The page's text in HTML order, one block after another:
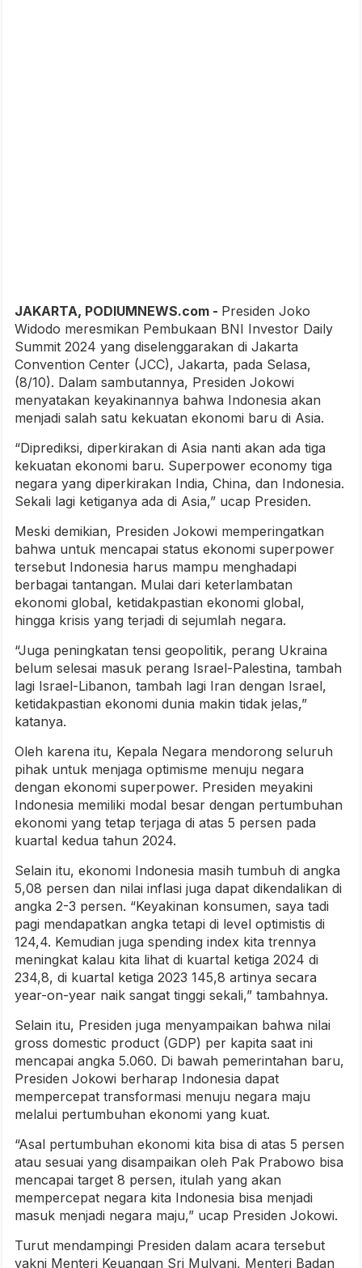
JAKARTA, PODIUMNEWS.com - Presiden Joko
Widodo meresmikan Pembukaan BNI Investor Daily
Summit 2024 yang diselenggarakan di Jakarta
Convention Center (JCC), Jakarta, pada Selasa,
(8/10). Dalam sambutannya, Presiden Jokowi
menyatakan keyakinannya bahwa Indonesia akan
menjadi salah satu kekuatan ekonomi baru di Asia.
“Diprediksi, diperkirakan di Asia nanti akan ada tiga
kekuatan ekonomi baru. Superpower economy tiga
negara yang diperkirakan India, China, dan Indonesia.
Sekali lagi ketiganya ada di Asia,” ucap Presiden.
Meski demikian, Presiden Jokowi memperingatkan
bahwa untuk mencapai status ekonomi superpower
tersebut Indonesia harus mampu menghadapi
berbagai tantangan. Mulai dari keterlambatan
ekonomi global, ketidakpastian ekonomi global,
hingga krisis yang terjadi di sejumlah negara.
“Juga peningkatan tensi geopolitik, perang Ukraina
belum selesai masuk perang Israel-Palestina, tambah
lagi Israel-Libanon, tambah lagi Iran dengan Israel,
ketidakpastian ekonomi dunia makin tidak jelas,”
katanya.
Oleh karena itu, Kepala Negara mendorong seluruh
pihak untuk menjaga optimisme menuju negara
dengan ekonomi superpower. Presiden meyakini
Indonesia memiliki modal besar dengan pertumbuhan
ekonomi yang tetap terjaga di atas 5 persen pada
kuartal kedua tahun 2024.
Selain itu, ekonomi Indonesia masih tumbuh di angka
5,08 persen dan nilai inflasi juga dapat dikendalikan di
angka 2-3 persen. “Keyakinan konsumen, saya tadi
pagi mendapatkan angka tetapi di level optimistis di
124,4. Kemudian juga spending index kita trennya
meningkat kalau kita lihat di kuartal ketiga 2024 di
234,8, di kuartal ketiga 2023 145,8 artinya secara
year-on-year naik sangat tinggi sekali,” tambahnya.
Selain itu, Presiden juga menyampaikan bahwa nilai
gross domestic product (GDP) per kapita saat ini
mencapai angka 5.060. Di bawah pemerintahan baru,
Presiden Jokowi berharap Indonesia dapat
mempercepat transformasi menuju negara maju
melalui pertumbuhan ekonomi yang kuat.
“Asal pertumbuhan ekonomi kita bisa di atas 5 persen
atau sesuai yang disampaikan oleh Pak Prabowo bisa
mencapai target 8 persen, itulah yang akan
mempercepat negara kita Indonesia bisa menjadi
masuk menjadi negara maju,” ucap Presiden Jokowi.
Turut mendampingi Presiden dalam acara tersebut
yakni Menteri Keuangan Sri Mulyani, Menteri Badan